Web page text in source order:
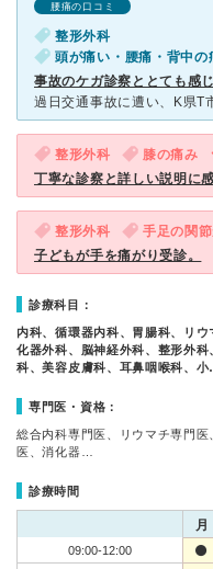
腰痛の口コミ
整形外科
頭が痛い・腰痛・背中
事故のケガ診察ととても感
整形外科 膝の痛み
丁寧な診察と詳しい説明に
整形外科 手足の関
子どもが手を痛がり受診。
診療科目：
内科、循環器内科、胃腸科、リ
化器外科、脳神経外科、整形外
科、美容皮膚科、耳鼻咽喉科、
専門医・資格：
総合内科専門医、リウマチ専門
医、消化器…
診療時間
月
09:00-12:00